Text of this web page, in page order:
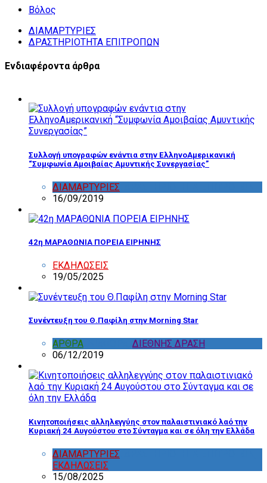
Βόλος
ΔΙΑΜΑΡΤΥΡΙΕΣ
ΔΡΑΣΤΗΡΙΟΤΗΤΑ ΕΠΙΤΡΟΠΩΝ
Ενδιαφέροντα άρθρα
Συλλογή υπογραφών ενάντια στην ΕλληνοΑμερικανική
“Συμφωνία Αμοιβαίας Αμυντικής Συνεργασίας”
ΔΙΑΜΑΡΤΥΡΙΕΣ
16/09/2019
42η ΜΑΡΑΘΩΝΙΑ ΠΟΡΕΙΑ ΕΙΡΗΝΗΣ
ΕΚΔΗΛΩΣΕΙΣ
19/05/2025
Συνέντευξη του Θ.Παφίλη στην Morning Star
ΑΡΘΡΑ
ΔΙΕΘΝΗΣ ΔΡΑΣΗ
06/12/2019
Κινητοποιήσεις αλληλεγγύης στον παλαιστινιακό λαό την
Κυριακή 24 Αυγούστου στο Σύνταγμα και σε όλη την Ελλάδα
ΔΙΑΜΑΡΤΥΡΙΕΣ
ΕΚΔΗΛΩΣΕΙΣ
15/08/2025